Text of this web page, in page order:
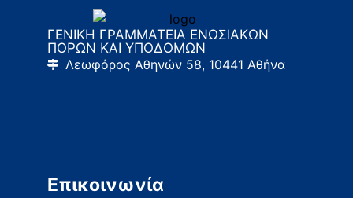
ΓΕΝΙΚΗ ΓΡΑΜΜΑΤΕΙΑ ΕΝΩΣΙΑΚΩΝ
ΠΟΡΩΝ ΚΑΙ ΥΠΟΔΟΜΩΝ
Λεωφόρος Αθηνών 58, 10441 Αθήνα
Επικοινωνία